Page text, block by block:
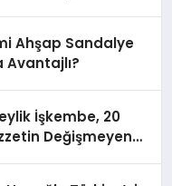
Ahşap Sandalye
Avantajlı?
İşkembe, 20
Değişmeyen